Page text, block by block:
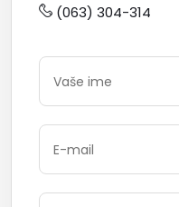
(063) 304-314